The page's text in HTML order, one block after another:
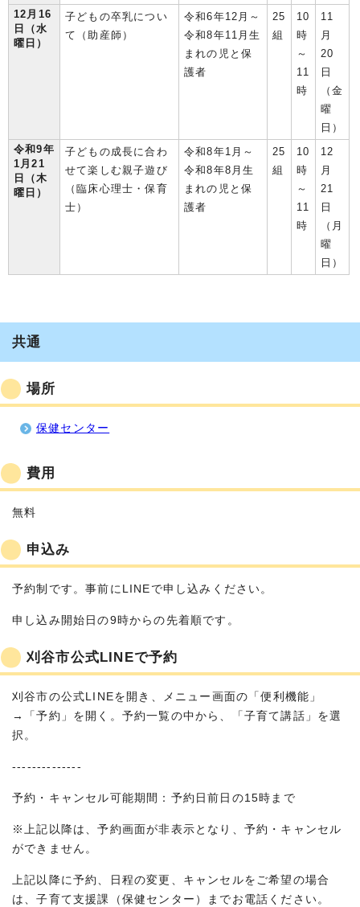
12月16
日（水
曜日）
子どもの卒乳につい
て（助産師）
令和6年12月～
令和8年11月生
まれの児と保
護者
25
組
10
時
～
11
時
11
月
20
日
（金
曜
日）
令和9年
1月21
日（木
曜日）
子どもの成長に合わ
せて楽しむ親子遊び
（臨床心理士・保育
士）
令和8年1月～
令和8年8月生
まれの児と保
護者
25
組
10
時
～
11
時
12
月
21
日
（月
曜
日）
共通
場所
保健センター
費用
無料
申込み
予約制です。事前にLINEで申し込みください。
申し込み開始日の9時からの先着順です。
刈谷市公式LINEで予約
刈谷市の公式LINEを開き、メニュー画面の「便利機能」
→「予約」を開く。予約一覧の中から、「子育て講話」を選
択。
--------------
予約・キャンセル可能期間：予約日前日の15時まで
※上記以降は、予約画面が非表示となり、予約・キャンセル
ができません。
上記以降に予約、日程の変更、キャンセルをご希望の場合
は、子育て支援課（保健センター）までお電話ください。